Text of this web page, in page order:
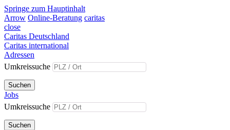
Springe zum Hauptinhalt
Arrow Online-Beratung caritas
close
Caritas Deutschland
Caritas international
Adressen
Umkreissuche
Suchen
Jobs
Umkreissuche
Suchen